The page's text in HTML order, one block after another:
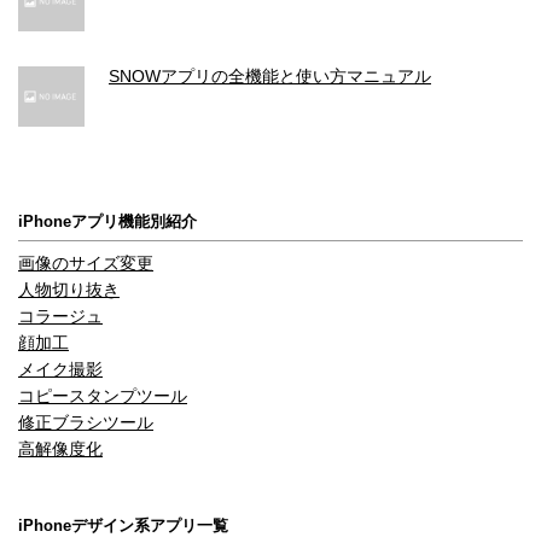
SNOWアプリの全機能と使い方マニュアル
iPhoneアプリ機能別紹介
画像のサイズ変更
人物切り抜き
コラージュ
顔加工
メイク撮影
コピースタンプツール
修正ブラシツール
高解像度化
iPhoneデザイン系アプリ一覧